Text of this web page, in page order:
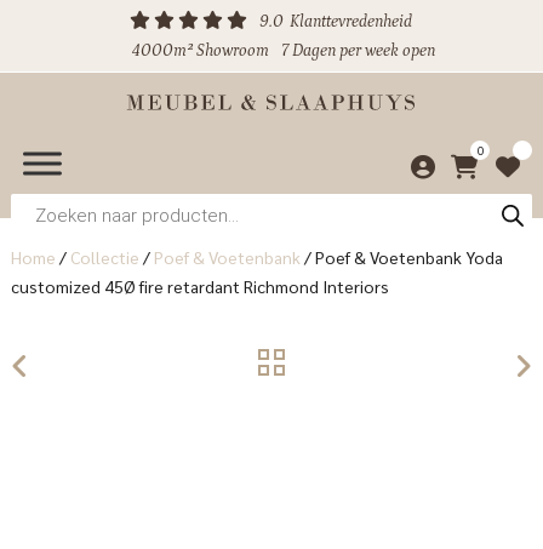
9.0 Klanttevredenheid
4000m² Showroom
7 Dagen per week open
0
Producten
zoeken
Home / Collectie / Poef & Voetenbank /Poef & Voetenbank Yoda
customized 45Ø fire retardant Richmond Interiors